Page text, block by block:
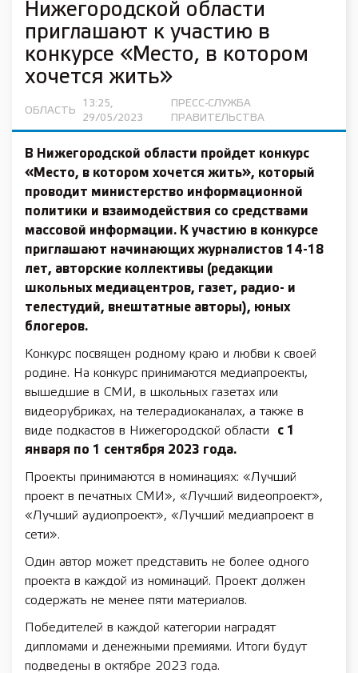
Нижегородской области
приглашают к участию в
конкурсе «Место, в котором
хочется жить»
ОБЛАСТЬ
13:25,
29/05/2023
ПРЕСС-СЛУЖБА
ПРАВИТЕЛЬСТВА
В Нижегородской области пройдет конкурс
«Место, в котором хочется жить», который
проводит министерство информационной
политики и взаимодействия со средствами
массовой информации. К участию в конкурсе
приглашают начинающих журналистов 14-18
лет, авторские коллективы (редакции
школьных медиацентров, газет, радио- и
телестудий, внештатные авторы), юных
блогеров.
Конкурс посвящен родному краю и любви к своей
родине. На конкурс принимаются медиапроекты,
вышедшие в СМИ, в школьных газетах или
видеорубриках, на телерадиоканалах, а также в
виде подкастов в Нижегородской области с 1
января по 1 сентября 2023 года.
Проекты принимаются в номинациях: «Лучший
проект в печатных СМИ», «Лучший видеопроект»,
«Лучший аудиопроект», «Лучший медиапроект в
сети».
Один автор может представить не более одного
проекта в каждой из номинаций. Проект должен
содержать не менее пяти материалов.
Победителей в каждой категории наградят
дипломами и денежными премиями. Итоги будут
подведены в октябре 2023 года.